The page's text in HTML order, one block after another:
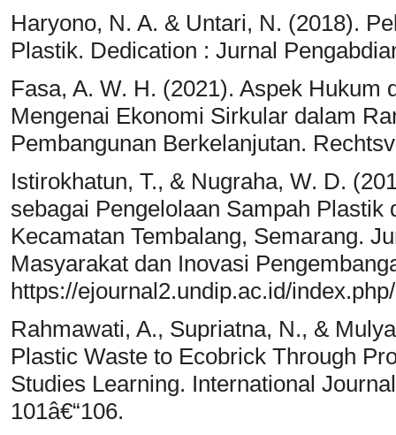
Haryono, N. A. & Untari, N. (2018).
Plastik. Dedication : Jurnal
Fasa, A. W. H. (2021). Aspek Hukum
Mengenai Ekonomi Sirkular dalam
Pembangunan Berkelanjutan.
Istirokhatun, T., & Nugraha, W. D.
sebagai Pengelolaan Sampah
Kecamatan Tembalang, Semarang.
Masyarakat dan Inovasi
https://ejournal2.undip.ac.id/
Rahmawati, A., Supriatna, N., &
Plastic Waste to Ecobrick Through
Studies Learning. International
101â€“106.